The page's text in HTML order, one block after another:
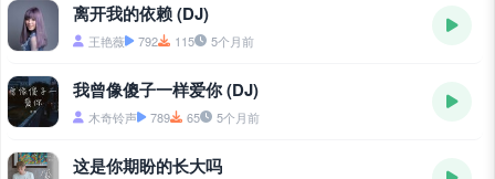
离开我的依赖 (DJ)
王艳薇 792 115 5个月前
我曾像傻子一样爱你 (DJ)
木奇铃声 789 65 5个月前
这是你期盼的长大吗